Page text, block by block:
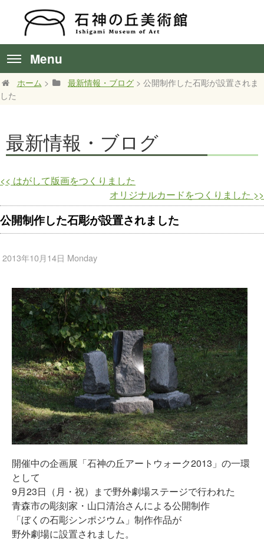
Menu
ホーム > 最新情報・ブログ > 公開制作した石彫が設置されま
した
最新情報・ブログ
<< はがして版画をつくりました
オリジナルカードをつくりました >>
公開制作した石彫が設置されました
2013年10月14日 Monday
開催中の企画展「石神の丘アートウォーク2013」の一環
として
9月23日（月・祝）まで野外劇場ステージで行われた
青森市の彫刻家・山口清治さんによる公開制作
「ぼくの石彫シンポジウム」制作作品が
野外劇場に設置されました。